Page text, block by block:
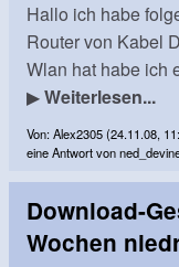
Hallo ich habe
Router von Kabel
Wlan hat habe ich
▶Weiterlesen...
Von: Alex2305 (24.11.08,
eine Antwort von
Download-
Wochen